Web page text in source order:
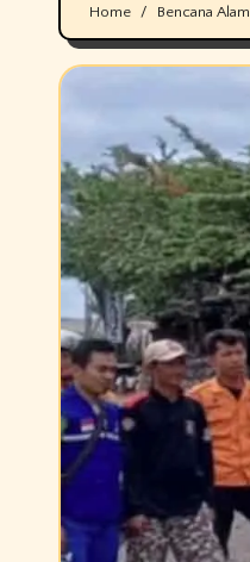
Home Bencana Alam